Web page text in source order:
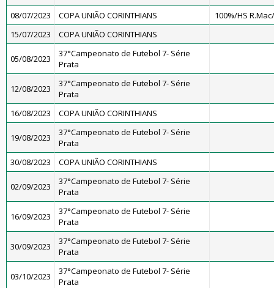
08/07/2023
COPA UNIÃO CORINTHIANS
100%/HS
15/07/2023
COPA UNIÃO CORINTHIANS
05/08/2023
37°Campeonato de Futebol 7- Série
Prata
12/08/2023
37°Campeonato de Futebol 7- Série
Prata
16/08/2023
COPA UNIÃO CORINTHIANS
19/08/2023
37°Campeonato de Futebol 7- Série
Prata
30/08/2023
COPA UNIÃO CORINTHIANS
02/09/2023
37°Campeonato de Futebol 7- Série
Prata
16/09/2023
37°Campeonato de Futebol 7- Série
Prata
30/09/2023
37°Campeonato de Futebol 7- Série
Prata
03/10/2023
37°Campeonato de Futebol 7- Série
Prata